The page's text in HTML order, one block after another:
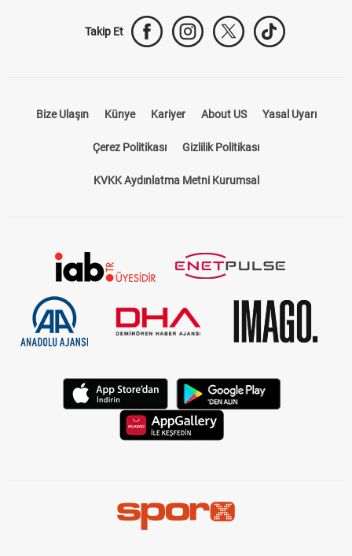
Takip Et
Bize Ulaşın Künye Kariyer About US Yasal Uyarı
Çerez Politikası Gizlilik Politikası
KVKK Aydınlatma Metni Kurumsal